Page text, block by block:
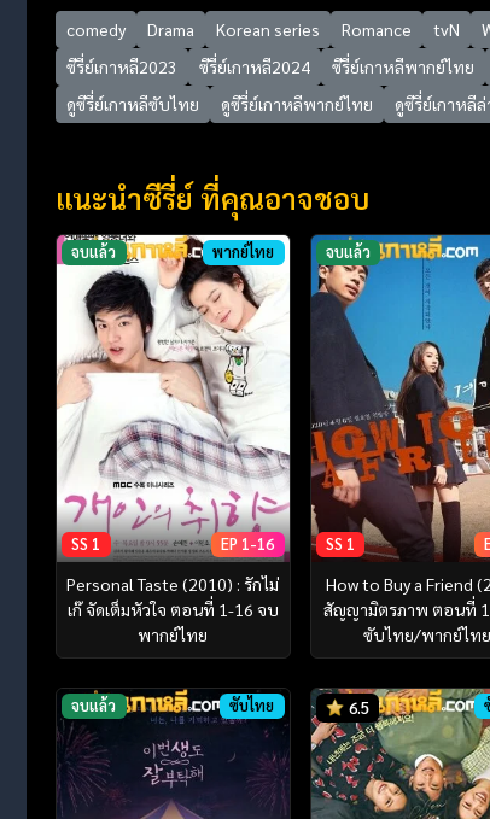
comedy Drama Korean series Romance tvN
ซีรี่ย์เกาหลี2023
ซีรี่ย์เกาหลี2024 ซีรี่ย์เกาหลีพากย์ไทย
ดูซีรี่ย์เกาหลีซับไทย
ดูซีรี่ย์เกาหลีพากย์ไทย ดูซีรี่ย์เกาหลีล่
แนะนำซีรี่ย์ ที่คุณอาจชอบ
จบแล้ว พากย์ไทย
SS 1 EP 1-16
Personal Taste (2010) : รักไม่
เก๊ จัดเต็มหัวใจ ตอนที่ 1-16 จบ
พากย์ไทย
จบแล้ว
SS 1
How to Buy a Friend
สัญญามิตรภาพ ตอนที่
ซับไทย/พากย์ไทย
จบแล้ว ซับไทย 6.5